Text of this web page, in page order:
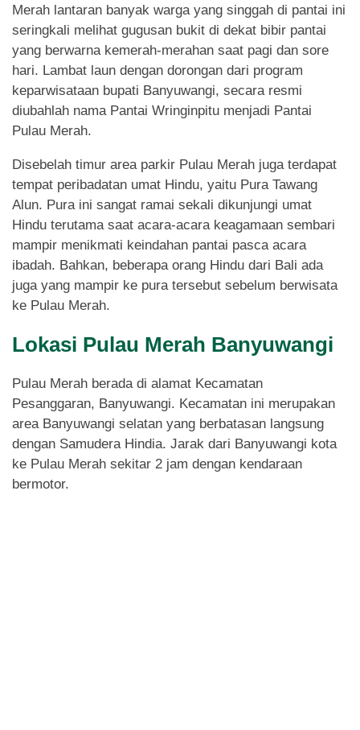
Merah lantaran banyak warga yang singgah di pantai ini
seringkali melihat gugusan bukit di dekat bibir pantai
yang berwarna kemerah-merahan saat pagi dan sore
hari. Lambat laun dengan dorongan dari program
keparwisataan bupati Banyuwangi, secara resmi
diubahlah nama Pantai Wringinpitu menjadi Pantai
Pulau Merah.
Disebelah timur area parkir Pulau Merah juga terdapat
tempat peribadatan umat Hindu, yaitu Pura Tawang
Alun. Pura ini sangat ramai sekali dikunjungi umat
Hindu terutama saat acara-acara keagamaan sembari
mampir menikmati keindahan pantai pasca acara
ibadah. Bahkan, beberapa orang Hindu dari Bali ada
juga yang mampir ke pura tersebut sebelum berwisata
ke Pulau Merah.
Lokasi Pulau Merah Banyuwangi
Pulau Merah berada di alamat Kecamatan
Pesanggaran, Banyuwangi. Kecamatan ini merupakan
area Banyuwangi selatan yang berbatasan langsung
dengan Samudera Hindia. Jarak dari Banyuwangi kota
ke Pulau Merah sekitar 2 jam dengan kendaraan
bermotor.